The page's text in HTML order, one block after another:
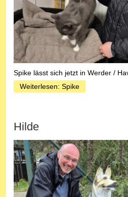
Spike lässt sich jetzt in Werder /
Weiterlesen: Spike
Hilde